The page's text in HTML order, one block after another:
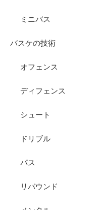
ミニバス
バスケの技術
オフェンス
ディフェンス
シュート
ドリブル
パス
リバウンド